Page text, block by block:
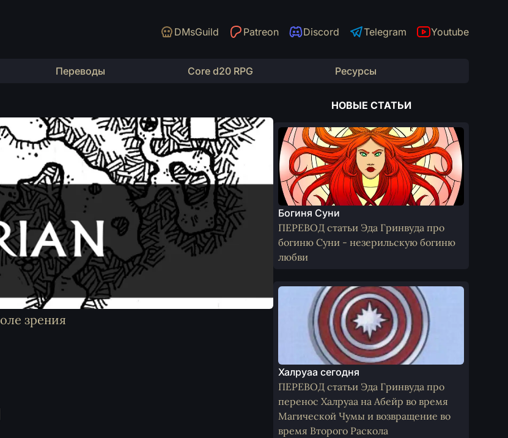
DMsGuild Patreon Discord Telegram Youtube
Переводы Core d20 RPG Ресурсы
зрения
НОВЫЕ СТАТЬИ
Богиня Суни
ПЕРЕВОД статьи Эда Гринвуда про
богиню Суни - незерильскую богиню
любви
Халруаа сегодня
ПЕРЕВОД статьи Эда Гринвуда про
перенос Халруаа на Абейр во время
Магической Чумы и возвращение во
время Второго Раскола